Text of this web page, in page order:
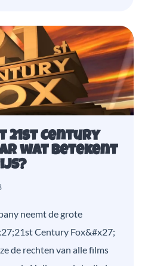
21st Century
wat betekent
neemt de grote
Century Fox&#x27;
de rechten van alle films